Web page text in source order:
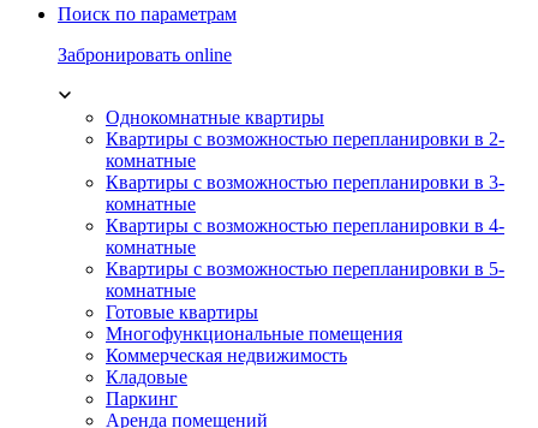
Поиск по параметрам
Забронировать online
Однокомнатные квартиры
Квартиры с возможностью перепланировки в 2-
комнатные
Квартиры с возможностью перепланировки в 3-
комнатные
Квартиры с возможностью перепланировки в 4-
комнатные
Квартиры с возможностью перепланировки в 5-
комнатные
Готовые квартиры
Многофункциональные помещения
Коммерческая недвижимость
Кладовые
Паркинг
Аренда помещений